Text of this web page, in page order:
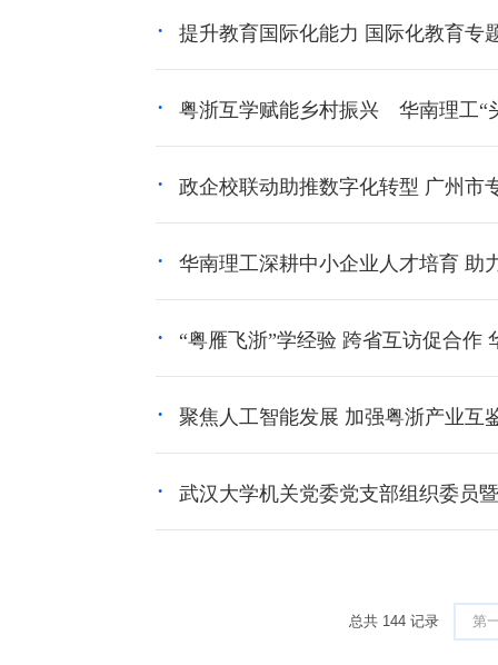
提升教育国际化能力 国际化教育专
粤浙互学赋能乡村振兴 华南理工“
政企校联动助推数字化转型 广州市
华南理工深耕中小企业人才培育 助
“粤雁飞浙”学经验 跨省互访促合作
聚焦人工智能发展 加强粤浙产业互
武汉大学机关党委党支部组织委员
总共 144 记录 第